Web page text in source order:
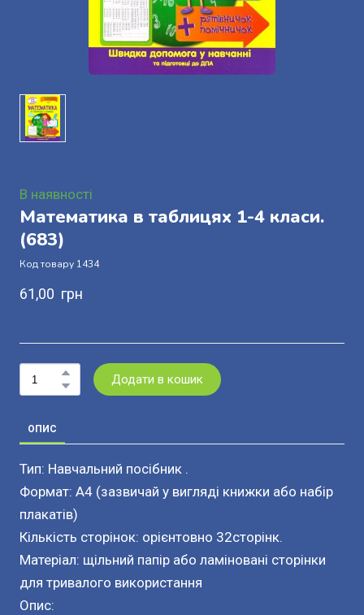
В наявності
Математика в таблицях 1-4 класи.
(683)
Код товару 1434
61,00  грн
Додати в кошик
ОПИС
Тип: Навчальний посібник .
Формат: А4 (зазвичай у вигляді книжки або набір
плакатів)
Кількість сторінок: орієнтовно 32сторінк.
Матеріал: щільний папір або ламіновані сторінки
для тривалого використання
Опис: